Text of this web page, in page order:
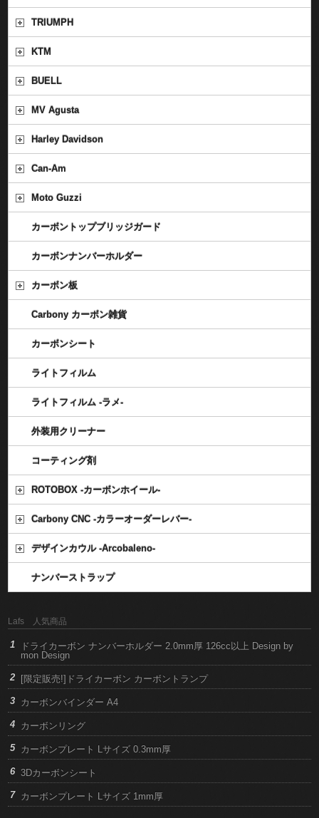
TRIUMPH
KTM
BUELL
MV Agusta
Harley Davidson
Can-Am
Moto Guzzi
カーボントップブリッジガード
カーボンナンバーホルダー
カーボン板
Carbony カーボン雑貨
カーボンシート
ライトフィルム
ライトフィルム -ラメ-
外装用クリーナー
コーティング剤
ROTOBOX -カーボンホイール-
Carbony CNC -カラーオーダーレバー-
デザインカウル -Arcobaleno-
ナンバーストラップ
Lafs 人気商品
ドライカーボン ナンバーホルダー 2.0mm厚 126cc以上 Design by
mon Design
[限定販売!]ドライカーボン カーボントランプ
カーボンバインダー A4
カーボンリング
カーボンプレート Lサイズ 0.3mm厚
3Dカーボンシート
カーボンプレート Lサイズ 1mm厚